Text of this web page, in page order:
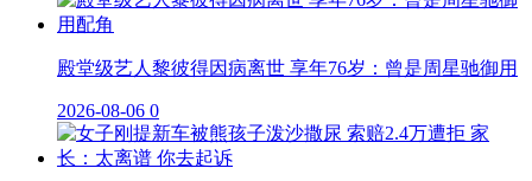
殿堂级艺人黎彼得因病离世 享年76岁：曾是周星驰御用
2026-08-06 0